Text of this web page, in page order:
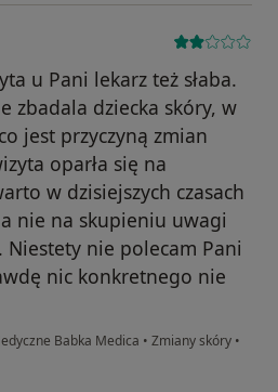
u Pani lekarz też słaba.
zbadala dziecka skóry, w
jest przyczyną zmian
oparła się na
w dzisiejszych czasach
nie na skupieniu uwagi
Niestety nie polecam Pani
nic konkretnego nie
Babka Medica • Zmiany skóry •